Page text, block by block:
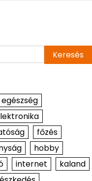
egészség
főzés
hobby
internet
kaland